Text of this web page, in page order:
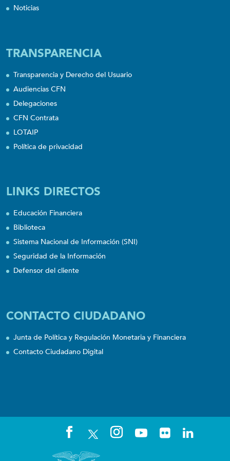
Noticias
TRANSPARENCIA
Transparencia y Derecho del Usuario
Audiencias CFN
Delegaciones
CFN Contrata
LOTAIP
Política de privacidad
LINKS DIRECTOS
Educación Financiera
Biblioteca
Sistema Nacional de Información (SNI)
Seguridad de la Información
Defensor del cliente
CONTACTO CIUDADANO
Junta de Política y Regulación Monetaria y Financiera
Contacto Ciudadano Digital